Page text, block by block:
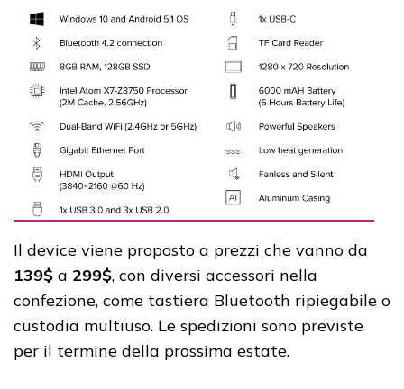
Il device viene proposto a prezzi che vanno da
139$ a 299$, con diversi accessori nella
confezione, come tastiera Bluetooth ripiegabile o
custodia multiuso. Le spedizioni sono previste
per il termine della prossima estate.